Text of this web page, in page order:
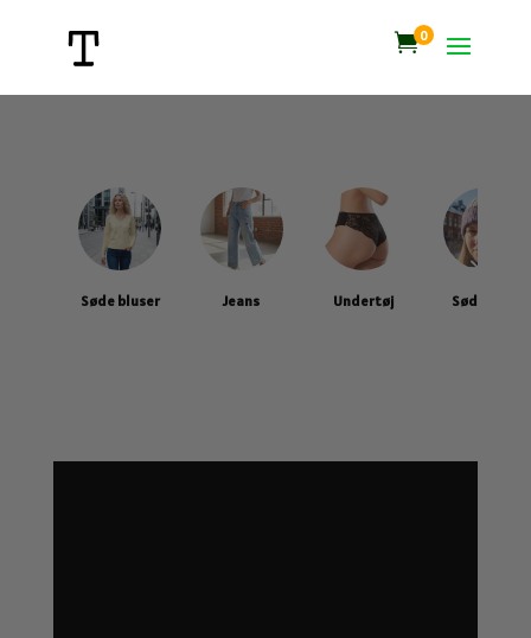
0
Søde bluser Jeans Undertøj Søde huer